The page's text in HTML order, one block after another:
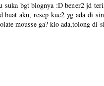
suka bgt blognya :D bener2 jd
buat aku, resep kue2 yg ada di
mousse ga? klo ada,tolong di-